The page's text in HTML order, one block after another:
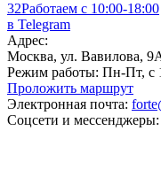
32Работаем с 10:00-18:00
в Telegram
Адрес:
Москва, ул. Вавилова,
Режим работы: Пн-Пт, с
Проложить маршрут
Электронная почта:
Соцсети и мессенджеры: